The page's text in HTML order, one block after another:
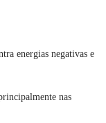
energias negativas e
nas